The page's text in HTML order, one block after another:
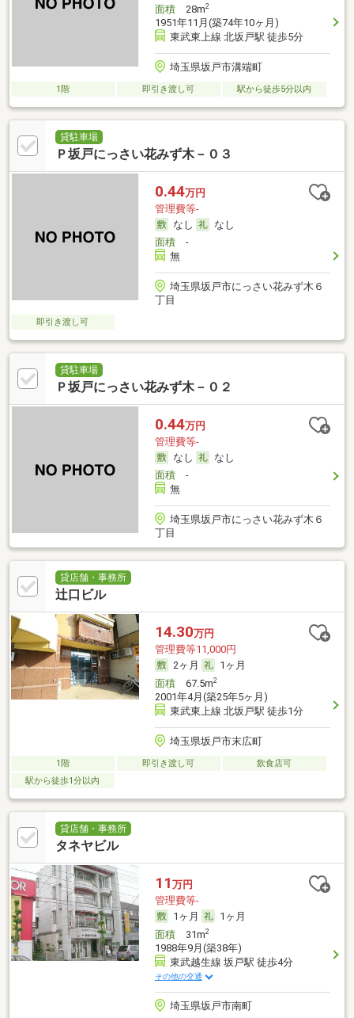
面積28m2
1951年11月(築74年10ヶ月)
東武東上線 北坂戸駅 徒歩5分
埼玉県坂戸市溝端町
1階 即引き渡し可 駅から徒歩5分以内
貸駐車場
Ｐ坂戸にっさい花みず木－０３
0.44万円
管理費等-
なし
なし
面積-
無
埼玉県坂戸市にっさい花みず木６
丁目
即引き渡し可
貸駐車場
Ｐ坂戸にっさい花みず木－０２
0.44万円
管理費等-
なし
なし
面積-
無
埼玉県坂戸市にっさい花みず木６
丁目
貸店舗・事務所
辻口ビル
14.30万円
管理費等11,000円
2ヶ月
1ヶ月
面積67.5m2
2001年4月(築25年5ヶ月)
東武東上線 北坂戸駅 徒歩1分
埼玉県坂戸市末広町
1階 即引き渡し可
飲食店可
駅から徒歩1分以内
貸店舗・事務所
タネヤビル
11 万円
管理費等-
1ヶ月
1ヶ月
面積31m2
1988年9月(築38年)
東武越生線 坂戸駅 徒歩4分
その他の交通
埼玉県坂戸市南町